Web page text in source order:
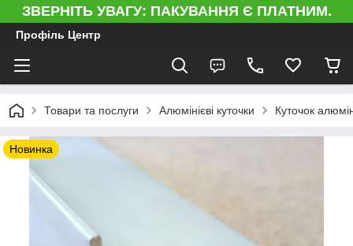
ЗВЕРНІТЬ УВАГУ: ПАКУВАННЯ Є ПЛАТНИМ.
Профіль Центр
Товари та послуги Алюмінієві куточки Куточок
Новинка